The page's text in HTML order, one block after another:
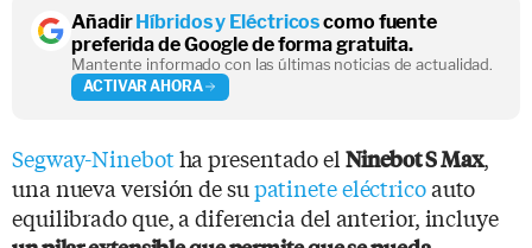
AñadirHíbridos y Eléctricoscomo fuente
preferida de Google de forma gratuita.
Mantente informado con las últimas noticias de actualidad.
ACTIVAR AHORA
Segway-Ninebotha presentado el Ninebot S Max,
una nueva versión de supatinete eléctricoauto
equilibrado que, a diferencia del anterior, incluye